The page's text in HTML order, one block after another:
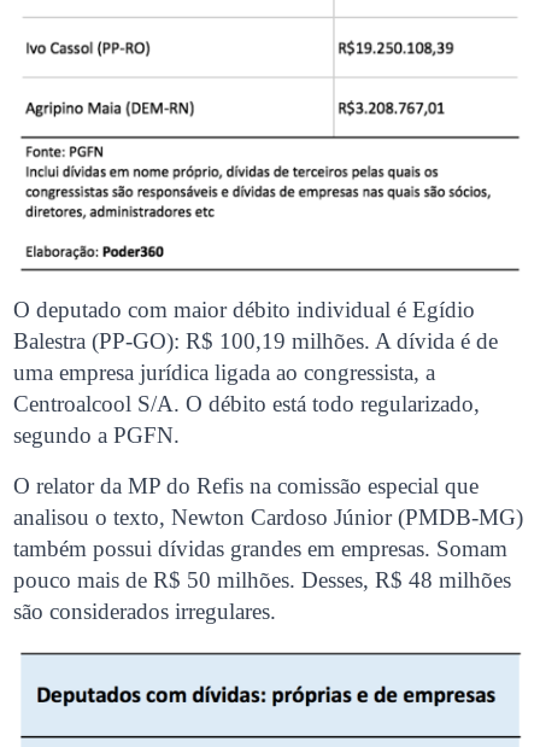
O deputado com maior débito individual é Egídio
Balestra (PP-GO): R$ 100,19 milhões. A dívida é de
uma empresa jurídica ligada ao congressista, a
Centroalcool S/A. O débito está todo regularizado,
segundo a PGFN.
O relator da MP do Refis na comissão especial que
analisou o texto, Newton Cardoso Júnior (PMDB-MG)
também possui dívidas grandes em empresas. Somam
pouco mais de R$ 50 milhões. Desses, R$ 48 milhões
são considerados irregulares.